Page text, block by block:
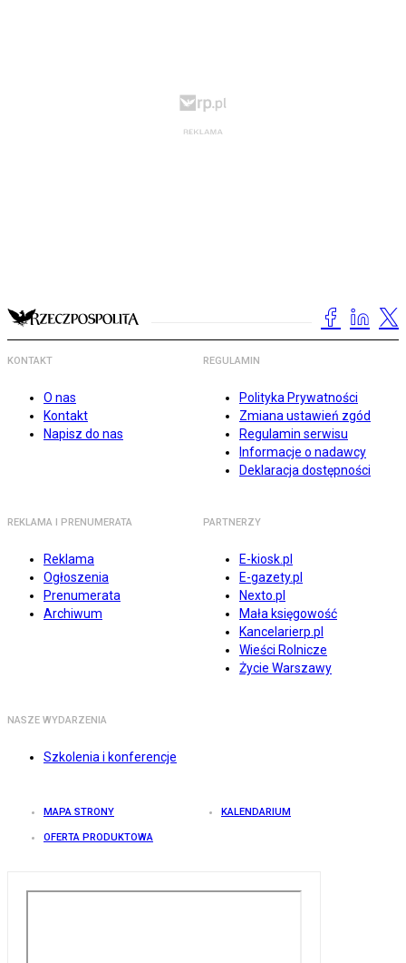
KONTAKT
O nas
Kontakt
Napisz do nas
REGULAMIN
Polityka Prywatności
Zmiana ustawień zgód
Regulamin serwisu
Informacje o nadawcy
Deklaracja dostępności
REKLAMA I PRENUMERATA
Reklama
Ogłoszenia
Prenumerata
Archiwum
PARTNERZY
E-kiosk.pl
E-gazety.pl
Nexto.pl
Mała księgowość
Kancelarierp.pl
Wieści Rolnicze
Życie Warszawy
NASZE WYDARZENIA
Szkolenia i konferencje
MAPA STRONY KALENDARIUM
OFERTA PRODUKTOWA